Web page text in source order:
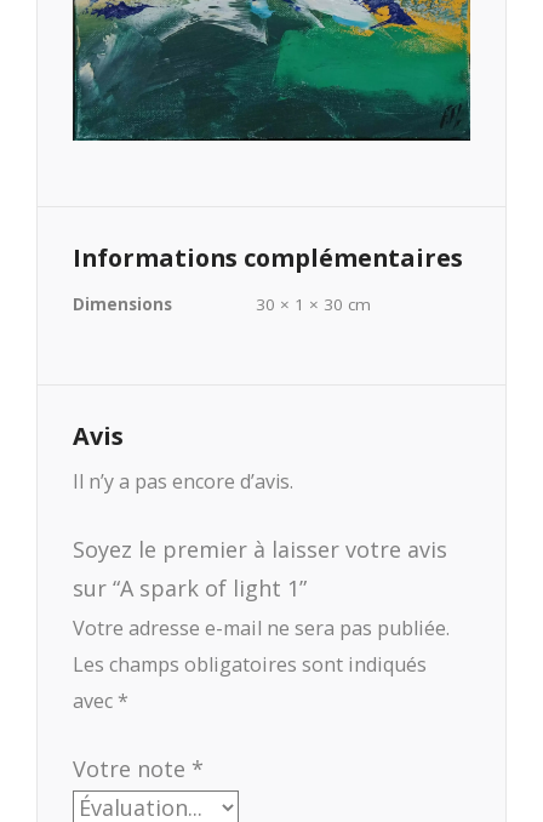
Informations complémentaires
Dimensions 30 × 1 × 30 cm
Avis
Il n’y a pas encore d’avis.
Soyez le premier à laisser votre avis
sur “A spark of light 1”
Votre adresse e-mail ne sera pas publiée.
Les champs obligatoires sont indiqués
avec *
Votre note *